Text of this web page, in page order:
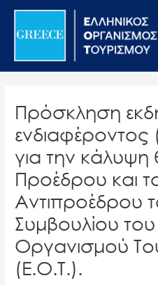
Σημείωση:
ιστότοπος
σύστημα
προσβασιμότητας.
Μετάβαση
περιεχόμενο
Πρόσκληση
για την
Προέδρου και
Αντιπροέδρου
Συμβουλίου του
Οργανισμού
(Ε.Ο.Τ.).